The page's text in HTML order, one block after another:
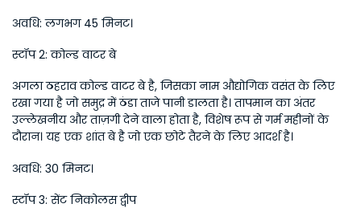
अवधि: लगभग 45 मिनट।
स्टॉप 2: कोल्ड वाटर बे
अगला ठहराव कोल्ड वाटर बे है, जिसका नाम औद्योगिक वसंत के लिए
रखा गया है जो समुद्र में ठंडा ताजे पानी डालता है। तापमान का अंतर
उल्लेखनीय और ताज़गी देने वाला होता है, विशेष रूप से गर्म महीनों के
दौरान। यह एक शांत बे है जो एक छोटे तैरने के लिए आदर्श है।
अवधि: 30 मिनट।
स्टॉप 3: सेंट निकोलस द्वीप